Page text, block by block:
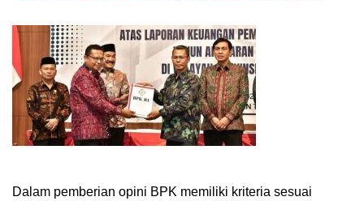
Dalam pemberian opini BPK memiliki kriteria sesuai